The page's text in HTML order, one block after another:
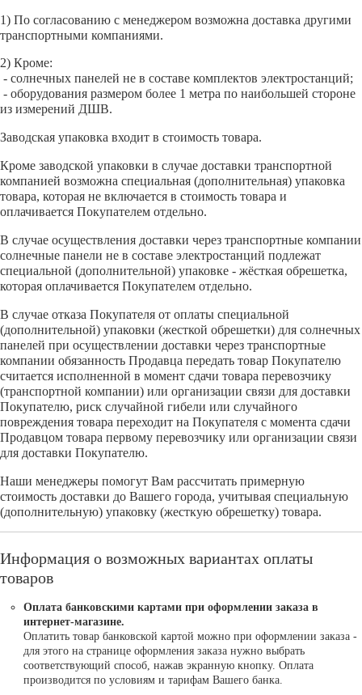
1) По согласованию с менеджером возможна доставка другими
транспортными компаниями.
2) Кроме:
- солнечных панелей не в составе комплектов электростанций;
- оборудования размером более 1 метра по наибольшей стороне
из измерений ДШВ.
Заводская упаковка входит в стоимость товара.
Кроме заводской упаковки в случае доставки транспортной
компанией возможна специальная (дополнительная) упаковка
товара, которая не включается в стоимость товара и
оплачивается Покупателем отдельно.
В случае осуществления доставки через транспортные компании
солнечные панели не в составе электростанций подлежат
специальной (дополнительной) упаковке - жёсткая обрешетка,
которая оплачивается Покупателем отдельно.
В случае отказа Покупателя от оплаты специальной
(дополнительной) упаковки (жесткой обрешетки) для солнечных
панелей при осуществлении доставки через транспортные
компании обязанность Продавца передать товар Покупателю
считается исполненной в момент сдачи товара перевозчику
(транспортной компании) или организации связи для доставки
Покупателю, риск случайной гибели или случайного
повреждения товара переходит на Покупателя с момента сдачи
Продавцом товара первому перевозчику или организации связи
для доставки Покупателю.
Наши менеджеры помогут Вам рассчитать примерную
стоимость доставки до Вашего города, учитывая специальную
(дополнительную) упаковку (жесткую обрешетку) товара.
Информация о возможных вариантах оплаты
товаров
Оплата банковскими картами при оформлении заказа в
интернет-магазине.
Оплатить товар банковской картой можно при оформлении заказа -
для этого на странице оформления заказа нужно выбрать
соответствующий способ, нажав экранную кнопку. Оплата
производится по условиям и тарифам Вашего банка.